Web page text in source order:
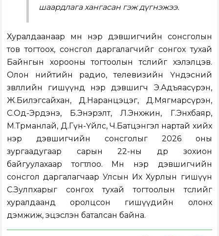
шаардлага хангасан гэж дүгнэжээ.
Хуралдаанаар мөн нэр дэвшигчийн сонсголын
тов тогтоох, сонсгол даргалагчийг сонгох тухай
Байнгын хорооны тогтоолын төслийг хэлэлцэв.
Олон нийтийн радио, телевизийн Үндэсний
зөвлөлийн гишүүнд нэр дэвшигч Э.Адъяасүрэн,
Ж.Билэгсайхан, Д.Наранцэцэг, Д.Мягмарсүрэн,
С.Од-Эрдэнэ, Б.Энэрэлт, Л.Энхжин, Г.Энхбаяр,
М.Төрманлай, Д.Гүн-Үйлс, Ч.Батцэнгэл нартай хийх
нэр дэвшигчийн сонсголыг 2026 оны
зургаадугаар сарын 22-ны өдөр зохион
байгуулахаар тогтлоо. Мөн нэр дэвшигчийн
сонсгол даргалагчаар Улсын Их Хурлын гишүүн
С.Зулпхарыг сонгох тухай тогтоолын төслийг
хуралдаанд оролцсон гишүүдийн олонх
дэмжиж, эцэслэн баталсан байна.